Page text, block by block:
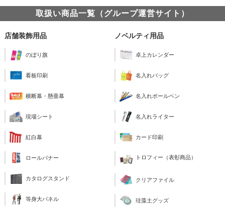
取扱い商品一覧（グループ運営サイト）
店舗装飾用品
のぼり旗
看板印刷
横断幕・懸垂幕
現場シート
紅白幕
ロールバナー
カタログスタンド
等身大パネル
ノベルティ用品
卓上カレンダー
名入れバッグ
名入れボールペン
名入れライター
カード印刷
トロフィー（表彰商品）
クリアファイル
珪藻土グッズ